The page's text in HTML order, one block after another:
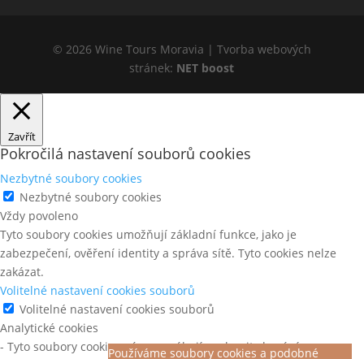
© 2026 Wine Tours Moravia | Tvorba webových
stránek: NET boost
Používáme soubory cookies a podobné
Zavřít
Pokročilá nastavení souborů cookies
Nezbytné soubory cookies
Nezbytné soubory cookies
Vždy povoleno
Tyto soubory cookies umožňují základní funkce, jako je
zabezpečení, ověření identity a správa sítě. Tyto cookies nelze
zakázat.
Volitelné nastavení cookies souborů
Volitelné nastavení cookies souborů
Analytické cookies
- Tyto soubory cookies nám pomáhají pochopit chování